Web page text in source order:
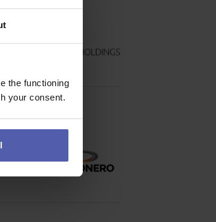
the functioning
your consent.
do